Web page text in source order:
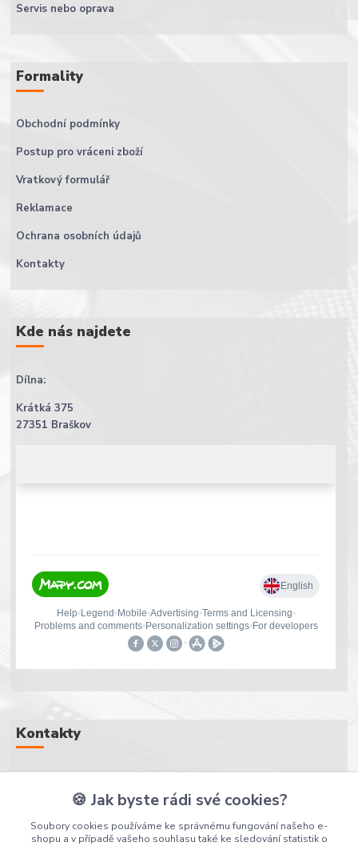
Servis nebo oprava
Formality
Obchodní podmínky
Postup pro vráceni zboží
Vratkový formulář
Reklamace
Ochrana osobních údajů
Kontakty
Kde nás najdete
Dílna:
Krátká 375
27351 Braškov
Kontakty
+420 607 107 607
(Po-Pá, 8-16 hod.)
info@puskarstvi.cz
🍪 Jak byste rádi své cookies?
Soubory cookies používáme ke správnému fungování našeho e-
shopu a v případě vašeho souhlasu také ke sledování statistik o